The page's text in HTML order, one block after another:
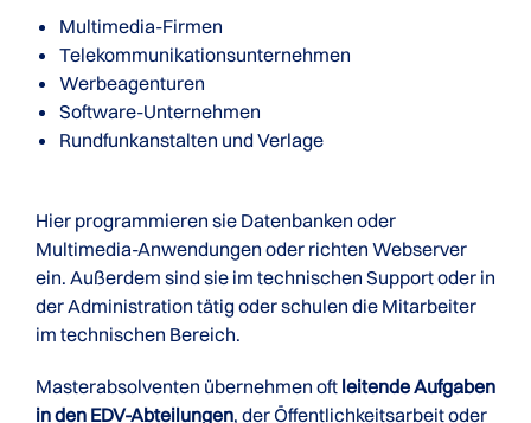
Multimedia-Firmen
Telekommunikationsunternehmen
Werbeagenturen
Software-Unternehmen
Rundfunkanstalten und Verlage
Hier programmieren sie Datenbanken oder
Multimedia-Anwendungen oder richten Webserver
ein. Außerdem sind sie im technischen Support oder in
der Administration tätig oder schulen die Mitarbeiter
im technischen Bereich.
Masterabsolventen übernehmen oft leitende Aufgaben
in den EDV-Abteilungen, derÖffentlichkeitsarbeitoder